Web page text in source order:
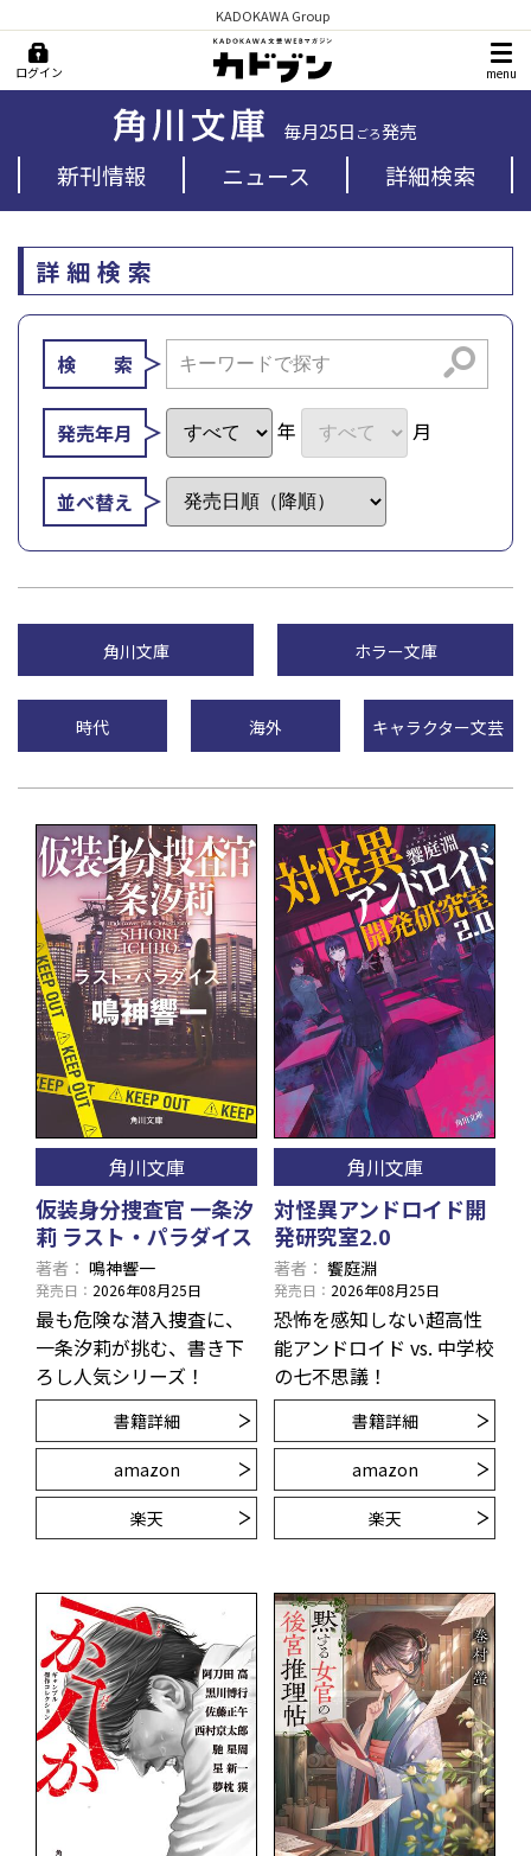
KADOKAWA Group
ログイン menu
毎月25日 ごろ発売
新刊情報 ニュース 詳細検索
詳細検索
検 索 検索
発売年月 年 月
並べ替え
角川文庫 ホラー文庫
時代 海外 キャラクター文芸
角川文庫
仮装身分捜査官 一条汐
莉 ラスト・パラダイス
著者 鳴神響一
発売日 2026年08月25日
最も危険な潜入捜査に、
一条汐莉が挑む、書き下
ろし人気シリーズ！
書籍詳細
amazon
楽天
角川文庫
対怪異アンドロイド開
発研究室2.0
著者 饗庭淵
発売日 2026年08月25日
恐怖を感知しない超高性
能アンドロイド vs. 中学校
の七不思議！
書籍詳細
amazon
楽天